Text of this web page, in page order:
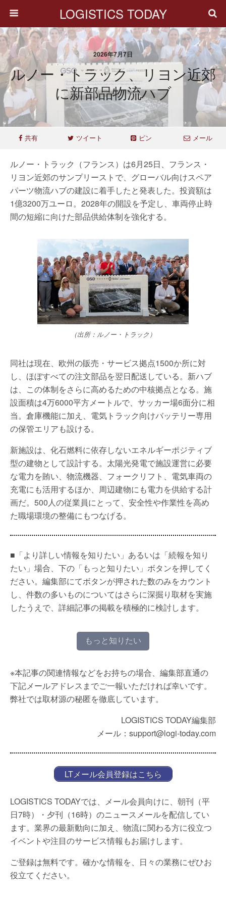
LOGISTICS TODAY
2026年7月7日
ルノー・トラック、リヨン近郊
に新部品物流ハブ
共有 ツイート ピン メール
ルノー・トラック（フランス）は6月25日、フランス・
リヨン近郊のサンプリーストで、グローバル向けスペア
パーツ物流ハブの建設に着手したと発表した。投資額は
1億3200万ユーロ。2028年の開設を予定し、車両停止時
間の短縮に向けた部品供給体制を強化する。
（出所：ルノー・トラック）
同社は現在、欧州の販売・サービス拠点1500か所に対
し、ほぼすべての注文部品を翌日配送している。新ハブ
は、この体制をさらに高めるための中核拠点となる。施
設面積は4万6000平方メートルで、サッカー場6面分に相
当。倉庫機能に加え、電気トラック向けバッテリー専用
の保管エリアも設ける。
新施設は、化石燃料に依存しないエネルギーポジティブ
型の建物として設計する。太陽光発電で施設運営に必要
な電力を賄い、物流機器、フォークリフト、電気車両の
充電にも活用するほか、周辺建物にも電力を供給する計
画だ。500人の従業員にとって、安全性や作業性を高め
た職場環境の整備にもつなげる。
■「より詳しい情報を知りたい」あるいは「続報を知り
たい」場合、下の「もっと知りたい」ボタンを押してく
ださい。編集部にてボタンが押された数のみをカウント
し、件数の多いものについてはさらに深掘り取材を実施
したうえで、詳細記事の掲載を積極的に検討します。
もっと知りたい
※本記事の関連情報などをお持ちの場合、編集部直通の
下記メールアドレスまでご一報いただければ幸いです。
弊社では取材源の秘匿を徹底しています。
LOGISTICS TODAY編集部
メール：support@logi-today.com
LTメール会員登録はこちら
LOGISTICS TODAYでは、メール会員向けに、朝刊（平
日7時）・夕刊（16時）のニュースメールを配信してい
ます。業界の最新動向に加え、物流に関わる方に役立つ
イベントや注目のサービス情報もお届けします。
ご登録は無料です。確かな情報を、日々の業務にぜひお
役立てください。